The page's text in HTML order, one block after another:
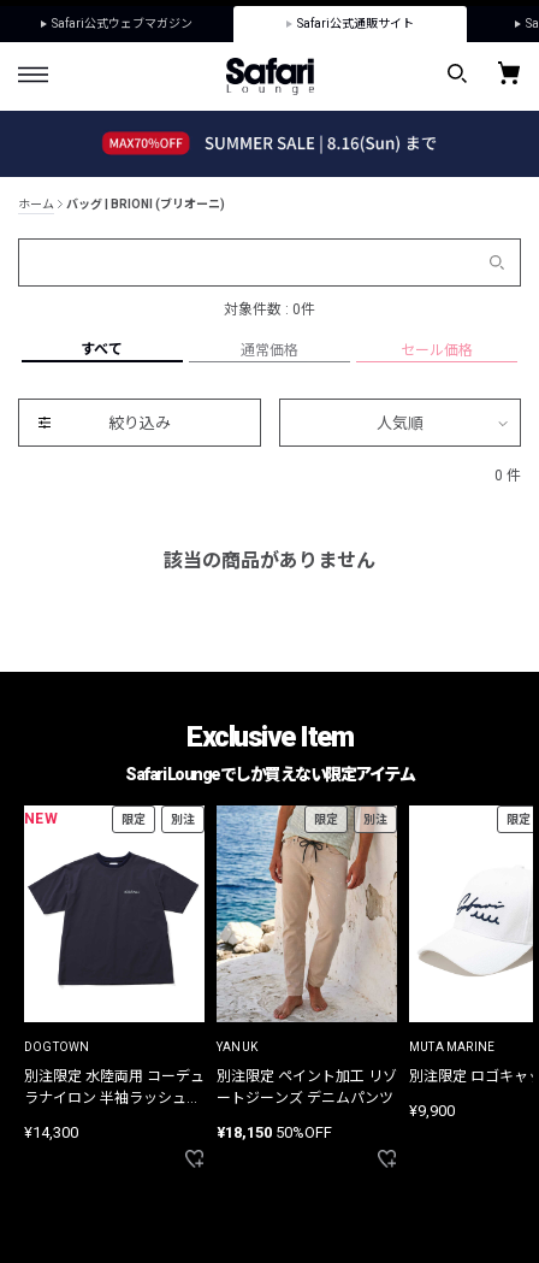
Safari公式ウェブマガジン Safari公式通販サイト
ホーム バッグ | BRIONI (ブリオーニ)
対象件数 : 0件
すべて 通常価格 セール価格
絞り込み 人気順
0 件
該当の商品がありません
Exclusive Item
Safari Loungeでしか買えない限定アイテム
NEW 限定 別注
DOGTOWN
別注限定 水陸両用 コーデュ
ラナイロン 半袖ラッシュガ
¥14,300
限定 別注
YANUK
別注限定 ペイント加工 リゾ
ートジーンズ デニムパンツ
¥18,150 50%OFF
限定
MUTA MARINE
別注限定 ロゴキャ
¥9,900